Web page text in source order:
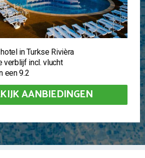
in Turkse Rivièra
verblijf incl. vlucht
een 9.2
AANBIEDINGEN